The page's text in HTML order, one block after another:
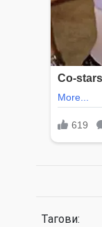
Тагови: